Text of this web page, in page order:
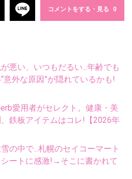
コメントをする・見る
悪い、いつもだるい...年齢でも
意外な原因”が隠れているかも!
愛用者がセレクト。健康・美
鉄板アイテムはコレ!【2026年
の中で...札幌のセイコーマート
ートに感激!→そこに書かれて